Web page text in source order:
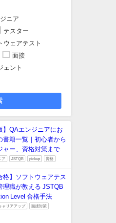
ニア
テスター
ウェアテスト
面接
ェント
】QAエンジニアにお
書籍一覧｜初心者から
ャー、資格対策まで
ア JSTQB pickup 資格
格】ソフトウェアテス
理職が教える JSTQB
Level 合格手法
ャリアアップ 面接対策